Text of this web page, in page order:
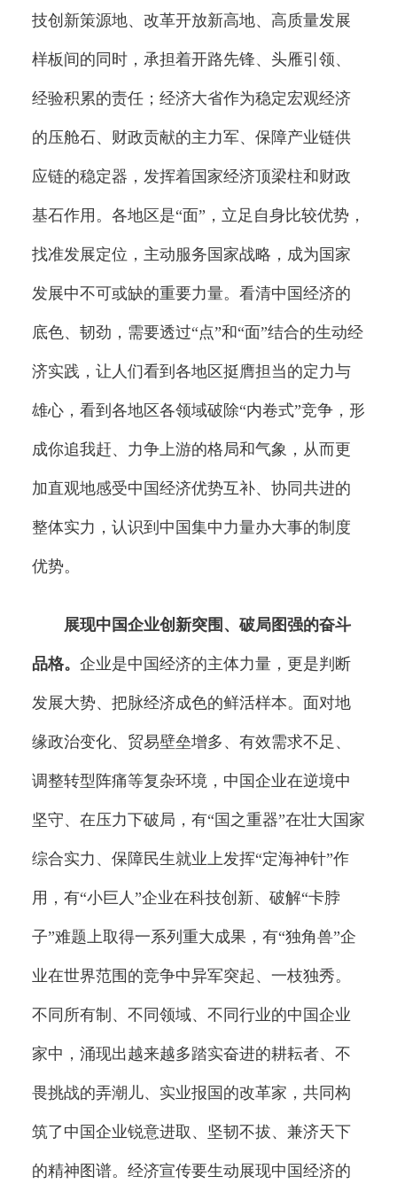
技创新策源地、改革开放新高地、高质量发展
样板间的同时，承担着开路先锋、头雁引领、
经验积累的责任；经济大省作为稳定宏观经济
的压舱石、财政贡献的主力军、保障产业链供
应链的稳定器，发挥着国家经济顶梁柱和财政
基石作用。各地区是“面”，立足自身比较优势，
找准发展定位，主动服务国家战略，成为国家
发展中不可或缺的重要力量。看清中国经济的
底色、韧劲，需要透过“点”和“面”结合的生动经
济实践，让人们看到各地区挺膺担当的定力与
雄心，看到各地区各领域破除“内卷式”竞争，形
成你追我赶、力争上游的格局和气象，从而更
加直观地感受中国经济优势互补、协同共进的
整体实力，认识到中国集中力量办大事的制度
优势。
展现中国企业创新突围、破局图强的奋斗
品格。 企业是中国经济的主体力量，更是判断
发展大势、把脉经济成色的鲜活样本。面对地
缘政治变化、贸易壁垒增多、有效需求不足、
调整转型阵痛等复杂环境，中国企业在逆境中
坚守、在压力下破局，有“国之重器”在壮大国家
综合实力、保障民生就业上发挥“定海神针”作
用，有“小巨人”企业在科技创新、破解“卡脖
子”难题上取得一系列重大成果，有“独角兽”企
业在世界范围的竞争中异军突起、一枝独秀。
不同所有制、不同领域、不同行业的中国企业
家中，涌现出越来越多踏实奋进的耕耘者、不
畏挑战的弄潮儿、实业报国的改革家，共同构
筑了中国企业锐意进取、坚韧不拔、兼济天下
的精神图谱。经济宣传要生动展现中国经济的